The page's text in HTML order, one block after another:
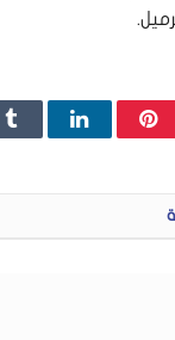
بينتيريستلينكدإن